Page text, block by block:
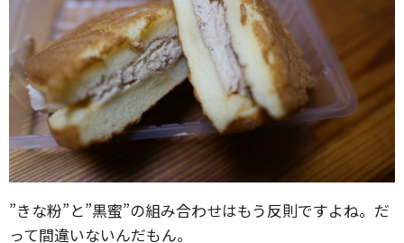
”きな粉”と”黒蜜”の組み合わせはもう反則ですよね。だ
って間違いないんだもん。